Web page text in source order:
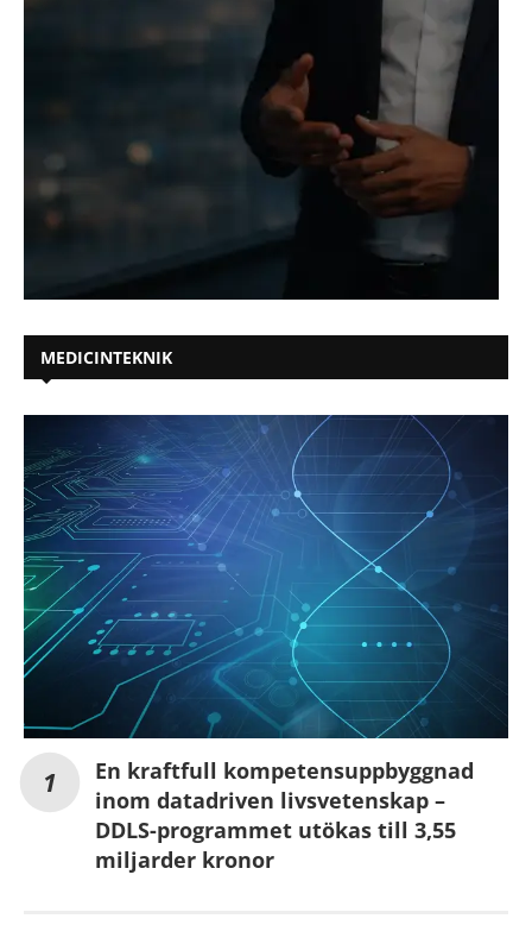
MEDICINTEKNIK
En kraftfull kompetensuppbyggnad
inom datadriven livsvetenskap –
DDLS-programmet utökas till 3,55
miljarder kronor